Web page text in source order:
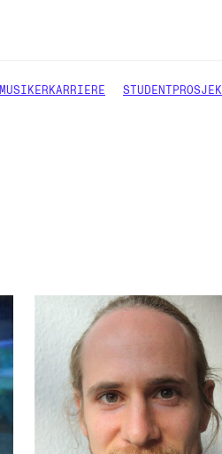
MUSIKERKARRIERE